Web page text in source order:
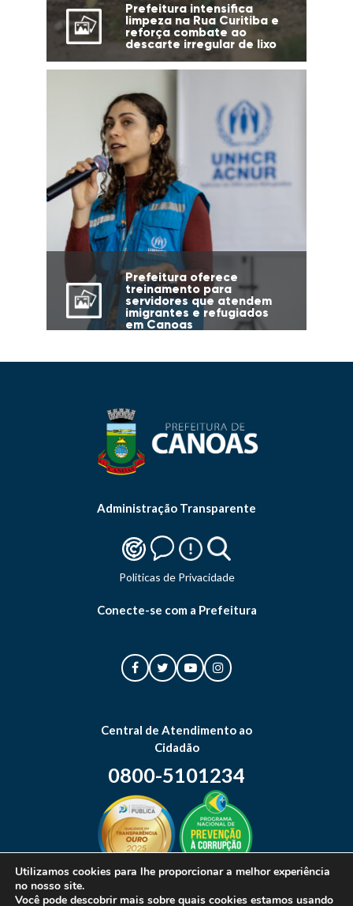
Prefeitura intensifica
limpeza na Rua Curitiba e
reforça combate ao
descarte irregular de lixo
Prefeitura oferece
treinamento para
servidores que atendem
imigrantes e refugiados
em Canoas
Administração Transparente
Politicas de Privacidade
Conecte-se com a Prefeitura
Central de Atendimento ao
Cidadão
0800-5101234
Utilizamos cookies para lhe proporcionar a melhor experiência
no nosso site.
Você pode descobrir mais sobre quais cookies estamos usando